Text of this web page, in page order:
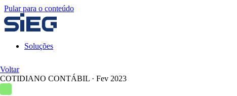
Pular para o conteúdo
Soluções
Voltar
COTIDIANO CONTÁBIL · Fev 2023